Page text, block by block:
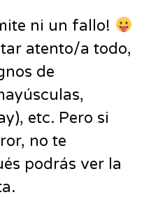
ni un fallo!
atento/a todo,
de
etc. Pero si
no te
podrás ver la